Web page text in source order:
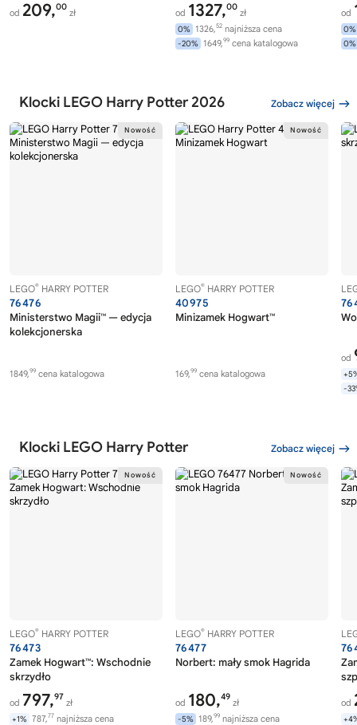
od 209,00
zł od 1327,00
zł
0% 1326,52 najniższa cena
-20% 1649,99 cena katalogowa
od
0%
0%
Klocki LEGO Harry Potter 2026 Zobacz więcej
LEGO® HARRY POTTER
76476
Ministerstwo Magii™ — edycja
kolekcjonerska
1849,99 cena katalogowa
LEGO® HARRY POTTER
40975
Minizamek Hogwart™
169,99 cena katalogowa
od
-
Klocki LEGO Harry Potter Zobacz więcej
LEGO® HARRY POTTER
76473
Zamek Hogwart™: Wschodnie
skrzydło
od 797,97
zł
+1% 787,77 najniższa cena
LEGO® HARRY POTTER
76477
Norbert: mały smok Hagrida
od 180,49
zł
-5% 189,99 najniższa cena
od